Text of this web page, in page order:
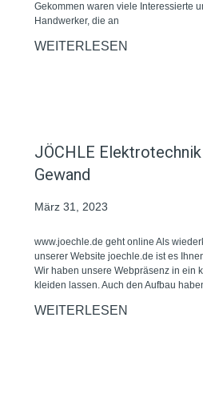
Gekommen waren viele Interessierte
Handwerker, die an
WEITERLESEN
JÖCHLE
Gewand
März 31, 2023
www.joechle.de geht online Als
unserer Website joechle.de ist es
Wir haben unsere Webpräsenz in ein
kleiden lassen. Auch den Aufbau
WEITERLESEN